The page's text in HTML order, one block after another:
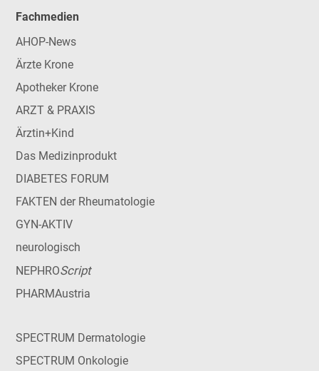
Fachmedien
AHOP-News
Ärzte Krone
Apotheker Krone
ARZT & PRAXIS
Ärztin+Kind
Das Medizinprodukt
DIABETES FORUM
FAKTEN der Rheumatologie
GYN-AKTIV
neurologisch
NEPHROScript
PHARMAustria
SPECTRUM Dermatologie
SPECTRUM Onkologie